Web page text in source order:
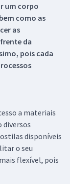
um corpo
como as
as
da
pois cada
a materiais
diversos
disponíveis
o seu
flexível, pois